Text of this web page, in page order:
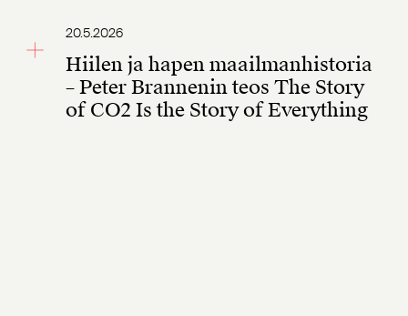
20.5.2026
Hiilen ja hapen maailmanhistoria
– Peter Brannenin teos The Story
of CO2 Is the Story of Everything